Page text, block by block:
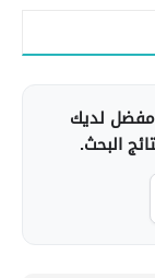
لديك
البحث.